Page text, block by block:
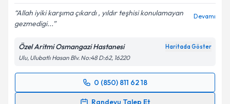
Allah iyiki karşıma çıkardı , yıldır teşhisi konulamayan
gezmedigi...
Devamı
Özel Aritmi Osmangazi Hastanesi Haritada Göster
Ulu, Ulubatlı Hasan Blv. No:48 D:62, 16220
0 (850) 811 62 18
Randevu Talep Et
Randevu Takvimi Talebi